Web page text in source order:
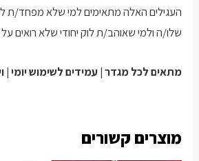
שלו/ה ולמי שאוהב/ת לוק יחודי שלא רואים
מתאים לכל מגדר | עמידים לשימוש יומי |
מוצרים קשורים